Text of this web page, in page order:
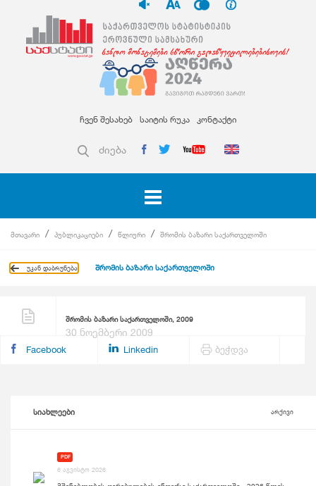
ჩვენ შესახებ საიტის რუკა კონტაქტი
ძიება
მთავარი პუბლიკაციები წლიური შრომის ბაზარი საქართველოში
უკან დაბრუნება შრომის ბაზარი საქართველოში
შრომის ბაზარი საქართველოში, 2009
30 ნოემბერი 2009
Facebook Linkedin ბეჭდვა
სიახლეები არქივი
PDF
6 აგვისტო 2026